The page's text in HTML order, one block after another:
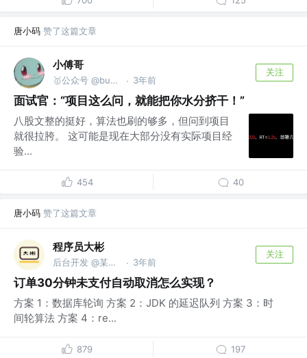
唐小码 赞了这篇文章
小傅哥
🥇公众号 @bugstack虫洞栈 | bugstack.cn · 3年前
关注
面试官：“项目这么问，就能把你水分挤干！”
八股文整的挺好，算法也刷的够多，但问到项目
就很拉胯。 这可能是现在大部分没有实际项目经
验...
454 40
唐小码 赞了这篇文章
程序员大彬
后台开发 @某互联网公司 · 3年前
关注
订单30分钟未支付自动取消怎么实现？
方案 1：数据库轮询 方案 2：JDK 的延迟队列 方案 3：时
间轮算法 方案 4：re...
879 197